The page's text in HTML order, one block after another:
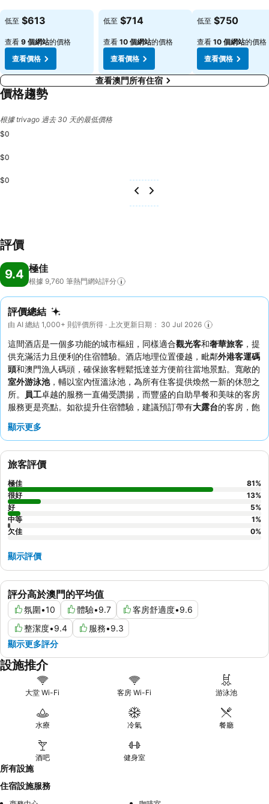
低至 $613
查看 9 個網站的價格
查看價格
低至 $714
查看 10 個網站的價格
查看價格
低至 $750
查看 10 個網站的價格
查看價格
查看澳門所有住宿
價格趨勢
根據 trivago 過去 30 天的最低價格
$0
$0
$0
評價
9.4 極佳
根據 9,760 筆熱門網站評分
評價總結
由 AI 總結 1,000+ 則評價所得 · 上次更新日期： 30 Jul 2026
這間酒店是一個多功能的城市樞紐，同樣適合觀光客和奢華旅客 ，提
供充滿活力且便利的住宿體驗。酒店地理位置優越，毗鄰外港客運碼
頭和澳門漁人碼頭，確保旅客輕鬆抵達並方便前往當地景點。寬敞的
室外游泳池，輔以室內恆溫泳池，為所有住客提供煥然一新的休憩之
所。
員工卓越的服務一直備受讚揚，而豐盛的自助早餐和美味的客房
服務更是亮點。如欲提升住宿體驗，建議預訂帶有大露台的客房，飽
顯示更多
評分高於澳門的平均值
氛圍•10 體驗•9.7 客房舒適度•9.6
整潔度•9.4 服務•9.3
顯示更多評分
旅客評價
極佳 81%
很好
13%
好
5%
中等
1%
欠佳
0%
顯示評價
設施推介
大堂 Wi-Fi 客房 Wi-Fi 游泳池
水療 冷氣 餐廳
酒吧 健身室
所有設施
住宿設施服務